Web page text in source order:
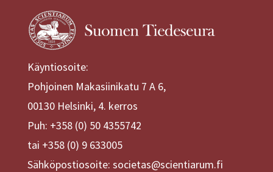
Käyntiosoite:
Pohjoinen Makasiinikatu 7 A 6,
00130 Helsinki, 4. kerros
Puh: +358 (0) 50 4355742
tai +358 (0) 9 633005
Sähköpostiosoite: societas@scientiarum.fi